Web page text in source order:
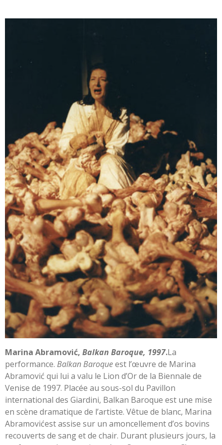
Marina Abramović, Balkan Baroque, 1997.La
performance. Balkan Baroqueest l’œuvre de Marina
Abramović qui lui a valu le Lion d’Or de la Biennale de
Venise de 1997. Placée au sous-sol du Pavillon
international des Giardini, Balkan Baroque est une mise
en scène dramatique de l’artiste. Vêtue de blanc, Marina
Abramovićest assise sur un amoncellement d’os bovins
recouverts de sang et de chair. Durant plusieurs jours, la